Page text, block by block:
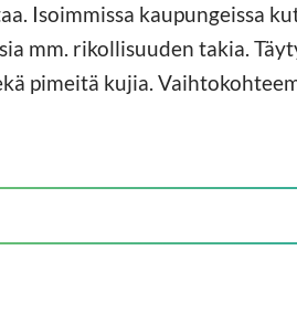
Isoimmissa kaupungeissa
mm. rikollisuuden takia.
pimeitä kujia.